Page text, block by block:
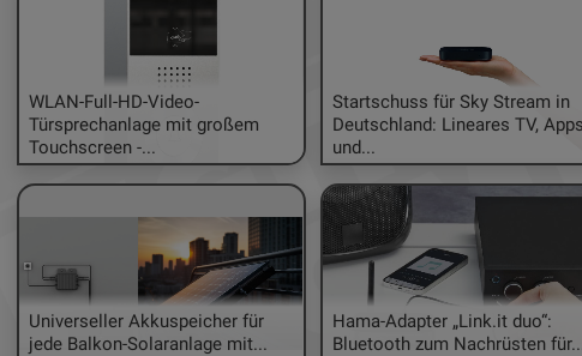
Mähroboter Sunseeker V1 für kleine Flächen
In kaum einer Maschinen-Gattung geht die
Entwicklung so schnell von statten, wie bei den
Rasenrobotern. Insbesondere bei der Navigation
Soundmaster
Vielseitiges
Sie hören gerne
möchten sich
über die
WLAN-Full-HD-Video-
Türsprechanlage mit großem
Touchscreen -...
Startschuss für Sky Stream in
Deutschland: Lineares TV, Apps
und...
Universeller Akkuspeicher für
jede Balkon-Solaranlage mit...
Hama-Adapter „Link.it duo“:
Bluetooth zum Nachrüsten für...